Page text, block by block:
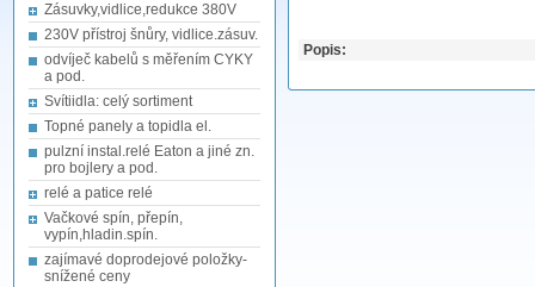
Zásuvky,vidlice,redukce 380V
230V přístroj šnůry, vidlice.zásuv.
odvíječ kabelů s měřením CYKY
a pod.
Svítiidla: celý sortiment
Topné panely a topidla el.
pulzní instal.relé Eaton a jiné zn.
pro bojlery a pod.
relé a patice relé
Vačkové spín, přepín,
vypín,hladin.spín.
zajímavé doprodejové položky-
snížené ceny
Popis: